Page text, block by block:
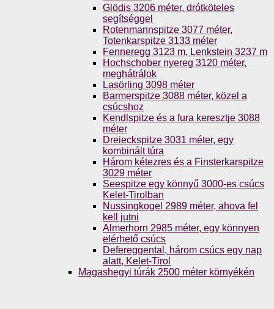
Glödis 3206 méter, drótköteles
segítséggel
Rotenmannspitze 3077 méter,
Totenkarspitze 3133 méter
Fenneregg 3123 m, Lenkstein 3237 m
Hochschober nyereg 3120 méter,
meghátrálok
Lasörling 3098 méter
Barmerspitze 3088 méter, közel a
csúcshoz
Kendlspitze és a fura keresztje 3088
méter
Dreieckspitze 3031 méter, egy
kombinált túra
Három kétezres és a Finsterkarspitze
3029 méter
Seespitze egy könnyű 3000-es csúcs
Kelet-Tirolban
Nussingkogel 2989 méter, ahova fel
kell jutni
Almerhorn 2985 méter, egy könnyen
elérhető csúcs
Defereggental, három csúcs egy nap
alatt, Kelet-Tirol
Magashegyi túrák 2500 méter környékén